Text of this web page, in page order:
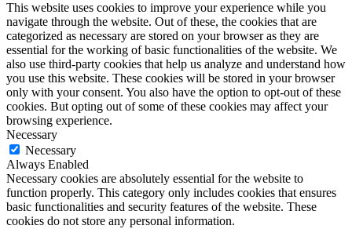
This website uses cookies to improve your experience while you
navigate through the website. Out of these, the cookies that are
categorized as necessary are stored on your browser as they are
essential for the working of basic functionalities of the website. We
also use third-party cookies that help us analyze and understand how
you use this website. These cookies will be stored in your browser
only with your consent. You also have the option to opt-out of these
cookies. But opting out of some of these cookies may affect your
browsing experience.
Necessary
Necessary
Always Enabled
Necessary cookies are absolutely essential for the website to
function properly. This category only includes cookies that ensures
basic functionalities and security features of the website. These
cookies do not store any personal information.